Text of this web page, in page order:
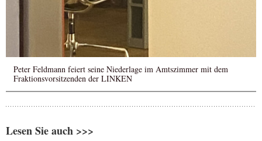
Peter Feldmann feiert seine Niederlage im Amtszimmer mit dem
Fraktionsvorsitzenden der LINKEN
Lesen Sie auch >>>